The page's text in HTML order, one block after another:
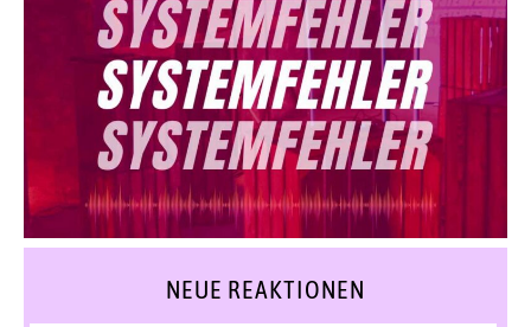
NEUE REAKTIONEN